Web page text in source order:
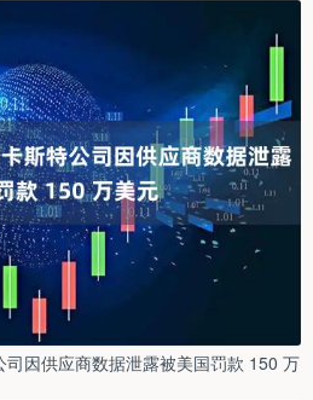
因供应商数据泄露被美国罚款 150 万